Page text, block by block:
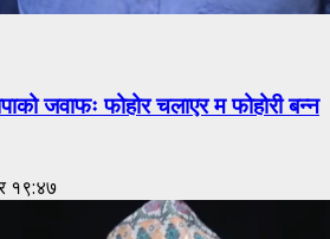
जवाफः फोहोर चलाएर म फोहोरी बन्न
१९:४७